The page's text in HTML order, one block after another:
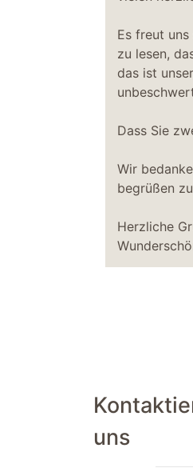
Es freut
zu lesen,
das ist
Dass Sie
Wir
begrüßen
Herzliche
uns